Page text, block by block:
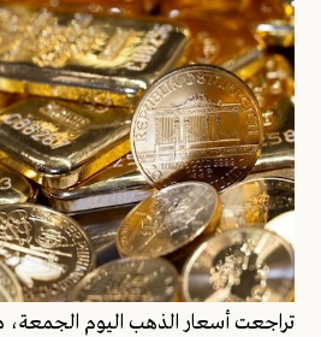
تراجعت أسعار الذهب اليوم